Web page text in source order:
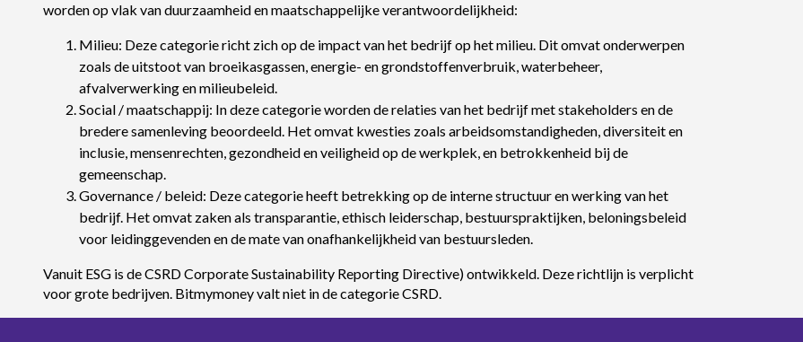
worden op vlak van duurzaamheid en maatschappelijke verantwoordelijkheid:
Milieu: Deze categorie richt zich op de impact van het bedrijf op het milieu. Dit omvat onderwerpen
zoals de uitstoot van broeikasgassen, energie- en grondstoffenverbruik, waterbeheer,
afvalverwerking en milieubeleid.
Social / maatschappij: In deze categorie worden de relaties van het bedrijf met stakeholders en de
bredere samenleving beoordeeld. Het omvat kwesties zoals arbeidsomstandigheden, diversiteit en
inclusie, mensenrechten, gezondheid en veiligheid op de werkplek, en betrokkenheid bij de
gemeenschap.
Governance / beleid: Deze categorie heeft betrekking op de interne structuur en werking van het
bedrijf. Het omvat zaken als transparantie, ethisch leiderschap, bestuurspraktijken, beloningsbeleid
voor leidinggevenden en de mate van onafhankelijkheid van bestuursleden.
Vanuit ESG is de CSRD Corporate Sustainability Reporting Directive) ontwikkeld. Deze richtlijn is verplicht
voor grote bedrijven. Bitmymoney valt niet in de categorie CSRD.